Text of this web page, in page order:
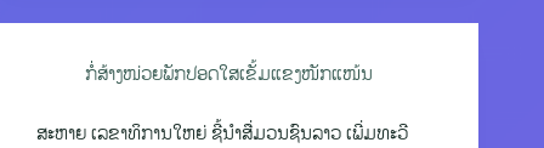
ກໍ່ສ້າງໜ່ວຍພັກປອດໃສເຂັ້ມແຂງໜັກແໜ້ນ
ສະຫາຍ ເລຂາທິການໃຫຍ່ ຊີ້ນຳສື່ມວນຊົນລາວ ເພີ່ມທະວີ